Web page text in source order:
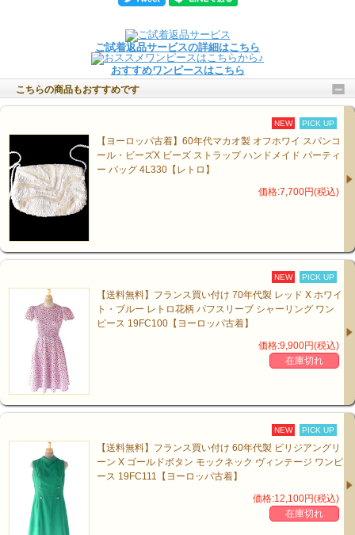
ご試着返品サービスの詳細はこちら
おすすめワンピースはこちら
こちらの商品もおすすめです
NEW PICK UP
【ヨーロッパ古着】60年代マカオ製 オフホワイ スパンコ
ール・ビーズX ビーズ ストラップ ハンドメイド パーティ
ー バッグ 4L330【レトロ】
価格:7,700円(税込)
NEW PICK UP
【送料無料】フランス買い付け 70年代製 レッド X ホワイ
ト・ブルー レトロ花柄 パフスリーブ シャーリング ワン
ピース 19FC100【ヨーロッパ古着】
価格:9,900円(税込)
在庫切れ
NEW PICK UP
【送料無料】フランス買い付け 60年代製 ビリジアングリ
ーン X ゴールドボタン モックネック ヴィンテージ ワンピ
ース 19FC111【ヨーロッパ古着】
価格:12,100円(税込)
在庫切れ